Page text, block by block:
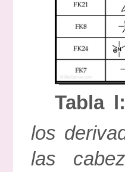
Tabla
los
las